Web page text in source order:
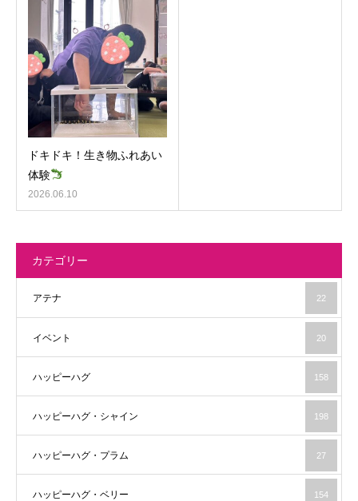
ドキドキ！生き物ふれあい
体験
2026.06.10
カテゴリー
アテナ 22
イベント 20
ハッピーハグ 158
ハッピーハグ・シャイン 198
ハッピーハグ・プラム 27
ハッピーハグ・ベリー 154